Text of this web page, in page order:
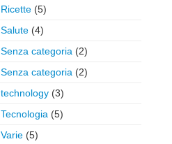
Ricette(5)
Salute(4)
Senza categoria (2)
Senza categoria (2)
technology(3)
Tecnologia (5)
Varie(5)